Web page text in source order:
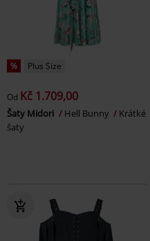
% Plus Size
Od Kč 1.709,00
Šaty Midori Hell Bunny
Krátké
šaty